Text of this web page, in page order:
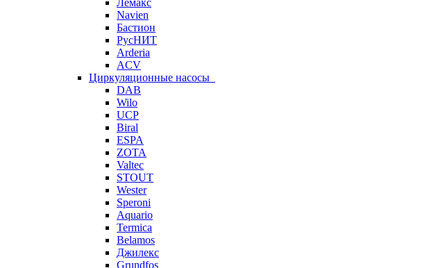
Лемакс
Navien
Бастион
РусНИТ
Arderia
ACV
Циркуляционные насосы
DAB
Wilo
UCP
Biral
ESPA
ZOTA
Valtec
STOUT
Wester
Speroni
Aquario
Termica
Belamos
Джилекс
Grundfos